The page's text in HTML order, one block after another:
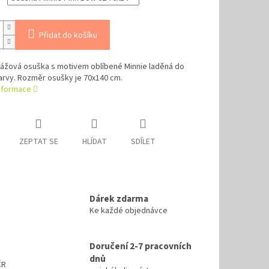
Přidat do košíku
osuška s motivem oblíbené Minnie laděná do
Rozměr osušky je 70x140 cm.
ZEPTAT SE HLÍDAT SDÍLET
Dárek zdarma
Ke každé objednávce
Doručení 2-7 pracovních
dnů